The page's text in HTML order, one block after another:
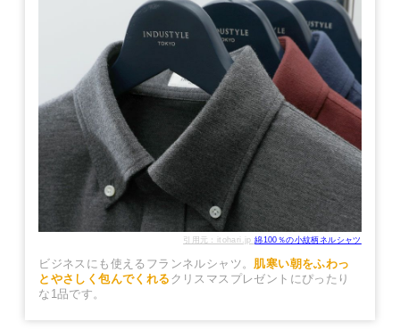
引用元：itohari.jp綿100％の小紋柄ネルシャツ
ビジネスにも使えるフランネルシャツ。 肌寒い朝をふわっ
とやさしく包んでくれる クリスマスプレゼントにぴったり
な1品です。